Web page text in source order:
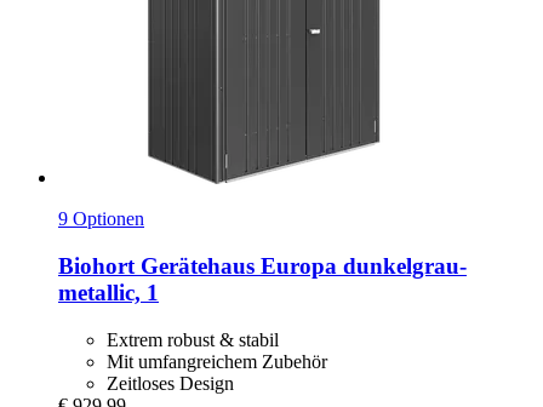
9 Optionen
Biohort Gerätehaus Europa dunkelgrau-​
metallic, 1
Extrem robust & stabil
Mit umfangreichem Zubehör
Zeitloses Design